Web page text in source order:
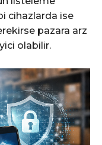
cihazlarda ise
pazara arz
olabilir.